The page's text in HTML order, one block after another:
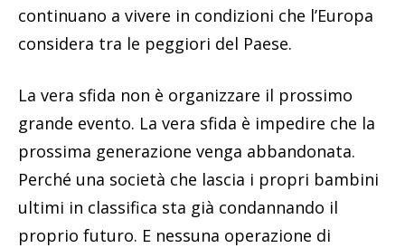
continuano a vivere in condizioni che l’Europa
considera tra le peggiori del Paese.
La vera sfida non è organizzare il prossimo
grande evento. La vera sfida è impedire che la
prossima generazione venga abbandonata.
Perché una società che lascia i propri bambini
ultimi in classifica sta già condannando il
proprio futuro. E nessuna operazione di